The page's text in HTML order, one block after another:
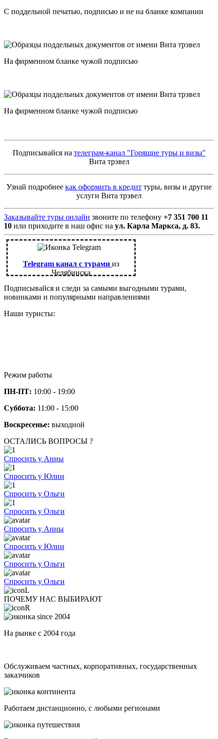
С поддельной печатью, подписью и не на бланке компании
На фирменном бланке чужой подписью
На фирменном бланке чужой подписью
Подписывайся на телеграм-канал "Горящие туры и визы"
Вита трэвел
Узнай подробнее как оформить в кредит туры, визы и другие
услуги Вита трэвел
Заказывайте туры онлайн звоните по телефону +7 351 700 11
10 или приходите в наш офис на ул. Карла Маркса, д. 83.
Telegram канал с турами из
Челябинска
Подписывайся и следи за самыми выгодными турами,
новинками и популярными направлениями
Наши туристы:
Режим работы
ПН-ПТ: 10:00 - 19:00
Суббота: 11:00 - 15:00
Воскресенье: выходной
ОСТАЛИСЬ ВОПРОСЫ ?
Спросить у Анны
Спросить у Юлии
Спросить у Ольги
Спросить у Ольги
Спросить у Анны
Спросить у Юлии
Спросить у Ольги
Спросить у Ольги
ПОЧЕМУ НАС ВЫБИРАЮТ
На рынке с 2004 года
Обслуживаем частных, корпоративных, государственных
заказчиков
Работаем дистанционно, с любыми регионами